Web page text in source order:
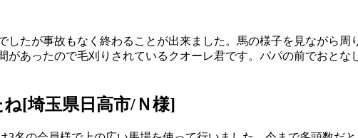
たが事故もなく終わることが出来ました。馬の様子を見ながら周
あったので毛刈りされているクオーレ君です。パパの前でおとな
[埼玉県日高市/Ｎ様]